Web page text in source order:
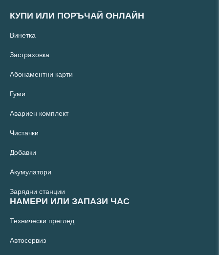
КУПИ ИЛИ ПОРЪЧАЙ ОНЛАЙН
Винетка
Застраховка
Абонаментни карти
Гуми
Авариен комплект
Чистачки
Добавки
Акумулатори
Зарядни станции
НАМЕРИ ИЛИ ЗАПАЗИ ЧАС
Технически преглед
Автосервиз